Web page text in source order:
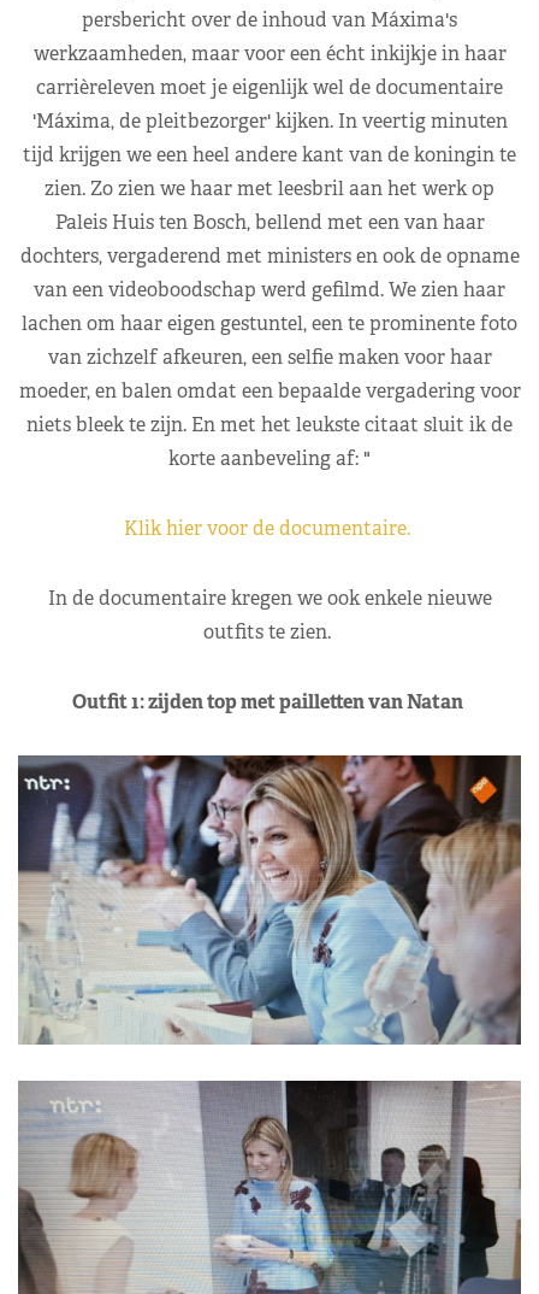
persbericht over de inhoud van Máxima's
werkzaamheden, maar voor een écht inkijkje in haar
carrièreleven moet je eigenlijk wel de documentaire
'Máxima, de pleitbezorger' kijken. In veertig minuten
tijd krijgen we een heel andere kant van de koningin te
zien. Zo zien we haar met leesbril aan het werk op
Paleis Huis ten Bosch, bellend met een van haar
dochters, vergaderend met ministers en ook de opname
van een videoboodschap werd gefilmd. We zien haar
lachen om haar eigen gestuntel, een te prominente foto
van zichzelf afkeuren, een selfie maken voor haar
moeder, en balen omdat een bepaalde vergadering voor
niets bleek te zijn. En met het leukste citaat sluit ik de
korte aanbeveling af: "
Klik hier voor de documentaire.
In de documentaire kregen we ook enkele nieuwe
outfits te zien.
Outfit 1: zijden top met pailletten van Natan